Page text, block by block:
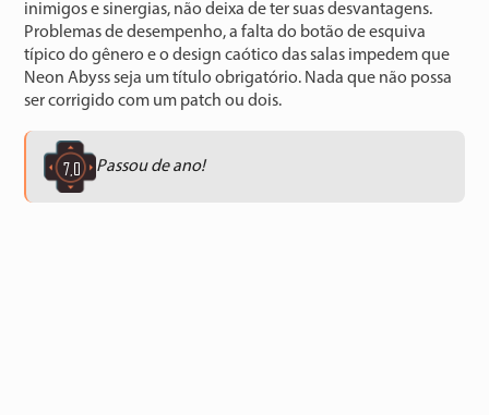
inimigos e sinergias, não deixa de ter suas desvantagens.
Problemas de desempenho, a falta do botão de esquiva
típico do gênero e o design caótico das salas impedem que
Neon Abyss seja um título obrigatório. Nada que não possa
ser corrigido com um patch ou dois.
7,0 Passou de ano!